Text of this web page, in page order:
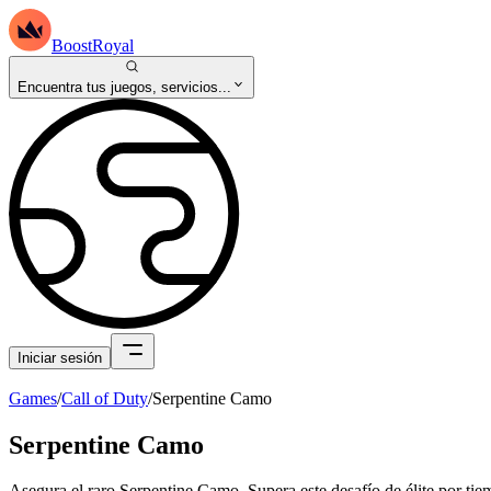
BoostRoyal
Encuentra tus juegos, servicios...
Iniciar sesión
Games/Call of Duty/Serpentine Camo
Serpentine Camo